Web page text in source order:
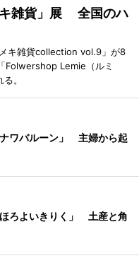
キ雑貨」展 全国のハ
キ雑貨collection vol.9」が8
Folwershop Lemie（ルミ
。
ワバルーン」 主婦から起
ろよいきりく」 土産と角